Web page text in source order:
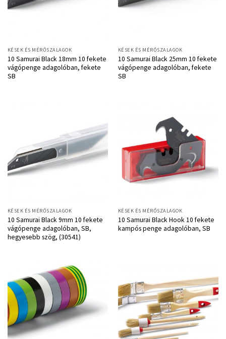
KÉSEK ÉS MÉRŐSZALAGOK
10 Samurai Black 18mm 10 fekete
vágópenge adagolóban, fekete
SB
KÉSEK ÉS MÉRŐSZALAGOK
10 Samurai Black 25mm 10 fekete
vágópenge adagolóban, fekete
SB
KÉSEK ÉS MÉRŐSZALAGOK
10 Samurai Black 9mm 10 fekete
vágópenge adagolóban, SB,
hegyesebb szög, (30541)
KÉSEK ÉS MÉRŐSZALAGOK
10 Samurai Black Hook 10 fekete
kampós penge adagolóban, SB